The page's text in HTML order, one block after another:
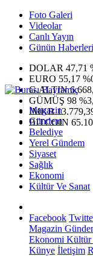
Foto Galeri
Videolar
Canlı Yayın
Günün Haberleri
DOLAR 47,71
EURO 55,17
G.ALTIN
GÜMÜŞ 98
IMKB
BITCOIN
Magazin
Gündem
Belediye
Yerel Gündem
Siyaset
Sağlık
Ekonomi
Kültür Ve Sanat
Facebook
Magazin
Ekonomi Kültür
Künye İletişim